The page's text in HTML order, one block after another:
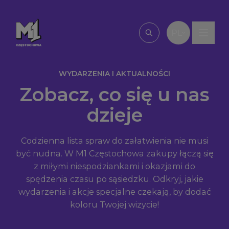
Wpisz, czego
WYDARZENIA I AKTUALNOŚCI
Zobacz, co się u nas
dzieje
Codzienna lista spraw do załatwienia nie musi
być nudna. W M1 Częstochowa zakupy łączą się
z miłymi niespodziankami i okazjami do
spędzenia czasu po sąsiedzku. Odkryj, jakie
wydarzenia i akcje specjalne czekają, by dodać
koloru Twojej wizycie!